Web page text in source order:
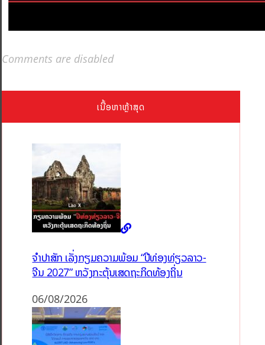
Comments are disabled
ເນື້ອຫາຫຼ້າສຸດ
ຈຳປາສັກ ເລັ່ງກຽມຄວາມພ້ອມ “ປີທ່ອງທ່ຽວລາວ-
ຈີນ 2027” ຫວັງກະຕຸ້ນເສດຖະກິດທ້ອງຖິ່ນ
06/08/2026